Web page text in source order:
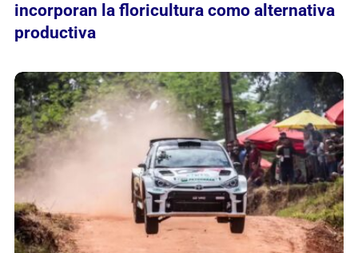
incorporan la floricultura como alternativa
productiva